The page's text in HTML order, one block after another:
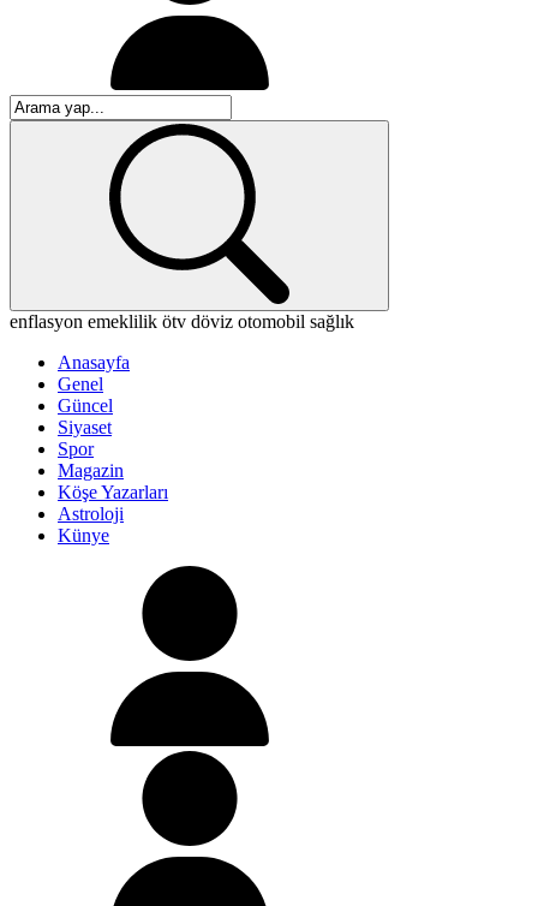
enflasyon emeklilik ötv döviz otomobil sağlık
Anasayfa
Genel
Güncel
Siyaset
Spor
Magazin
Köşe Yazarları
Astroloji
Künye